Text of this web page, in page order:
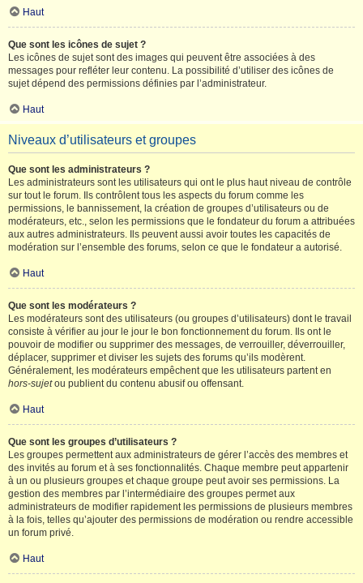
Haut
Que sont les icônes de sujet ?
Les icônes de sujet sont des images qui peuvent être associées à des
messages pour refléter leur contenu. La possibilité d’utiliser des icônes de
sujet dépend des permissions définies par l’administrateur.
Haut
Niveaux d’utilisateurs et groupes
Que sont les administrateurs ?
Les administrateurs sont les utilisateurs qui ont le plus haut niveau de contrôle
sur tout le forum. Ils contrôlent tous les aspects du forum comme les
permissions, le bannissement, la création de groupes d’utilisateurs ou de
modérateurs, etc., selon les permissions que le fondateur du forum a attribuées
aux autres administrateurs. Ils peuvent aussi avoir toutes les capacités de
modération sur l’ensemble des forums, selon ce que le fondateur a autorisé.
Haut
Que sont les modérateurs ?
Les modérateurs sont des utilisateurs (ou groupes d’utilisateurs) dont le travail
consiste à vérifier au jour le jour le bon fonctionnement du forum. Ils ont le
pouvoir de modifier ou supprimer des messages, de verrouiller, déverrouiller,
déplacer, supprimer et diviser les sujets des forums qu’ils modèrent.
Généralement, les modérateurs empêchent que les utilisateurs partent en
hors-sujetou publient du contenu abusif ou offensant.
Haut
Que sont les groupes d’utilisateurs ?
Les groupes permettent aux administrateurs de gérer l’accès des membres et
des invités au forum et à ses fonctionnalités. Chaque membre peut appartenir
à un ou plusieurs groupes et chaque groupe peut avoir ses permissions. La
gestion des membres par l’intermédiaire des groupes permet aux
administrateurs de modifier rapidement les permissions de plusieurs membres
à la fois, telles qu’ajouter des permissions de modération ou rendre accessible
un forum privé.
Haut